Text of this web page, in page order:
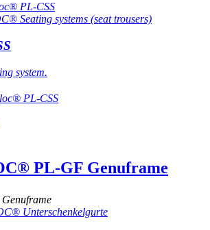
PL-CSS
Seating systems (seat trousers)
system.
PL-CSS
PL-GF Genuframe
Unterschenkelgurte